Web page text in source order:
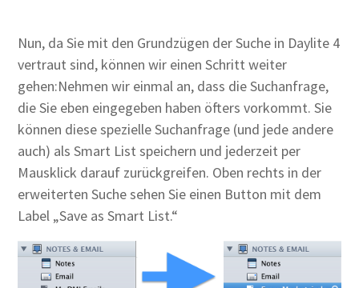
Nun, da Sie mit den Grundzügen der Suche in Daylite 4
vertraut sind, können wir einen Schritt weiter
gehen:Nehmen wir einmal an, dass die Suchanfrage,
die Sie eben eingegeben haben öfters vorkommt. Sie
können diese spezielle Suchanfrage (und jede andere
auch) als Smart List speichern und jederzeit per
Mausklick darauf zurückgreifen. Oben rechts in der
erweiterten Suche sehen Sie einen Button mit dem
Label „Save as Smart List.“